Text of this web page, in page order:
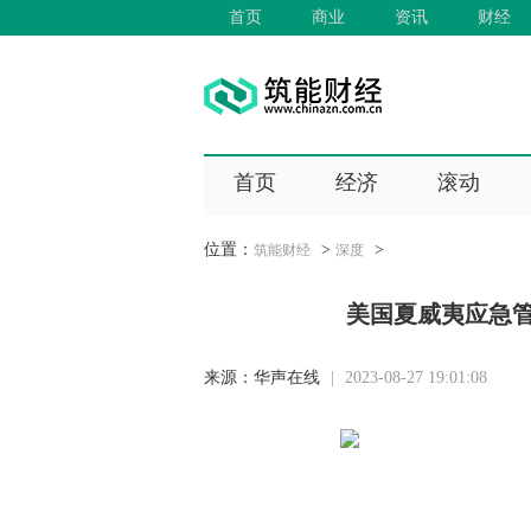
首页 商业 资讯 财经
首页 经济 滚动
位置： 筑能财经 > 深度 >
美国夏威夷应急
来源： 华声在线 2023-08-27 19:01:08